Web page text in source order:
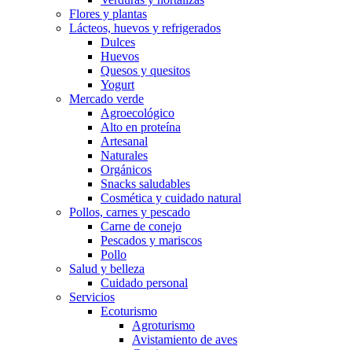
Flores y plantas
Lácteos, huevos y refrigerados
Dulces
Huevos
Quesos y quesitos
Yogurt
Mercado verde
Agroecológico
Alto en proteína
Artesanal
Naturales
Orgánicos
Snacks saludables
Cosmética y cuidado natural
Pollos, carnes y pescado
Carne de conejo
Pescados y mariscos
Pollo
Salud y belleza
Cuidado personal
Servicios
Ecoturismo
Agroturismo
Avistamiento de aves